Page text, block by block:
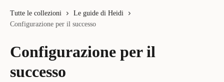
Tutte le collezioni
Le guide di Heidi
Configurazione per il successo
Configurazione per il
successo